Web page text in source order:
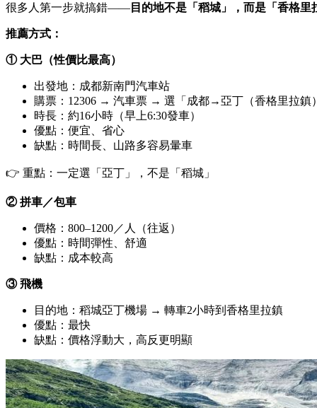
很多人第一步就搞錯—— 目的地不是「稻城」，而是「香格
推薦方式：
① 大巴（性價比最高）
出發地：成都新南門汽車站
購票：12306 → 汽車票 → 選「成都→亞丁（香格里拉鎮
時長：約16小時（早上6:30發車）
優點：便宜、省心
缺點：時間長、山路多容易暈車
👉 重點：一定選「亞丁」，不是「稻城」
② 拼車／包車
價格：800–1200／人（往返）
優點：時間彈性、舒適
缺點：成本較高
③ 飛機
目的地：稻城亞丁機場 → 轉車2小時到香格里拉鎮
優點：最快
缺點：價格浮動大，高反更明顯